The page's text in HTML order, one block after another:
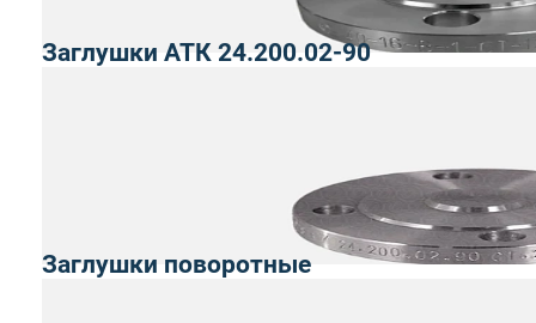
Заглушки АТК 24.200.02-90
Заглушки поворотные